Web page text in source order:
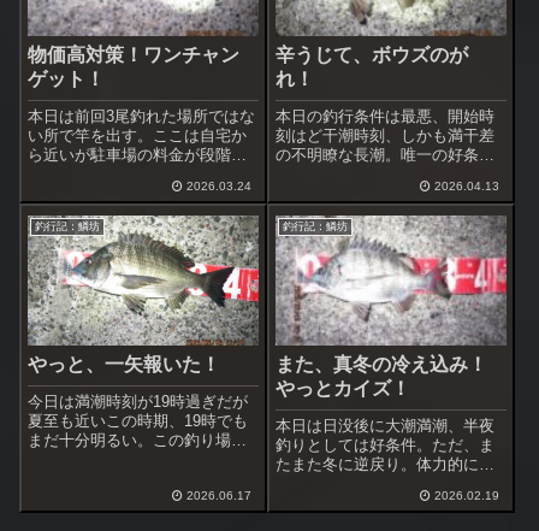
物価高対策！ワンチャン
ゲット！
本日は前回3尾釣れた場所ではな
い所で竿を出す。ここは自宅か
ら近いが駐車場の料金が段階ス
と曜日によっては高額出費にな
ってしまう。
2026.03.24
辛うじて、ボウズのが
れ！
本日の釣行条件は最悪、開始時
刻はど干潮時刻、しかも満干差
の不明瞭な長潮。唯一の好条件
というだけ。特に温かくなって
きて腰を据えて時合を待てるの
が良い。
2026.04.13
釣行記：鱗坊
やっと、一矢報いた！
今日は満潮時刻が19時過ぎだが
夏至も近いこの時期、19時でも
まだ十分明るい。この釣り場近
時以降なら翌朝8時まで上限600
円
2026.06.17
釣行記：鱗坊
また、真冬の冷え込み！
やっとカイズ！
本日は日没後に大潮満潮、半夜
釣りとしては好条件。ただ、ま
たまた冬に逆戻り。体力的にも2
バケツの半分以下しか持参して
2026.02.19